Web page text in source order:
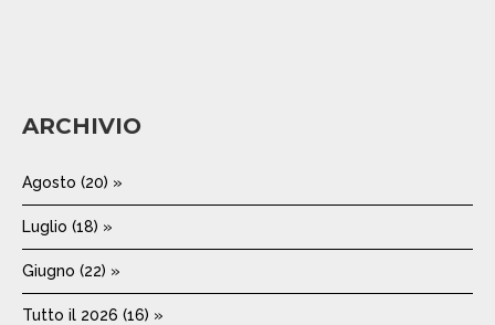
ARCHIVIO
Agosto (20) »
Luglio (18) »
Giugno (22) »
Tutto il 2026 (16) »